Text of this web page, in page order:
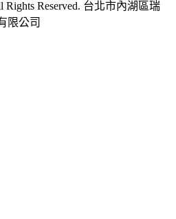
Reserved. 台北市內湖區瑞
限公司